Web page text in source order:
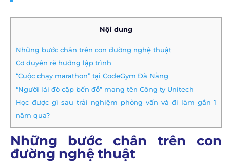
Nội dung
Những bước chân trên con đường nghệ thuật
Cơ duyên rẽ hướng lập trình
“Cuộc chạy marathon” tại CodeGym Đà Nẵng
“Người lái đò cập bến đỗ” mang tên Công ty Unitech
Học được gì sau trải nghiệm phỏng vấn và đi làm gần 1
năm qua?
Những bước chân trên con
đường nghệ thuật